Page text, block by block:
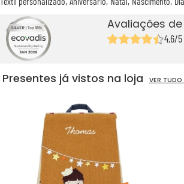
Avaliações
4,6/5
Presentes já vistos na loja VER TUDO